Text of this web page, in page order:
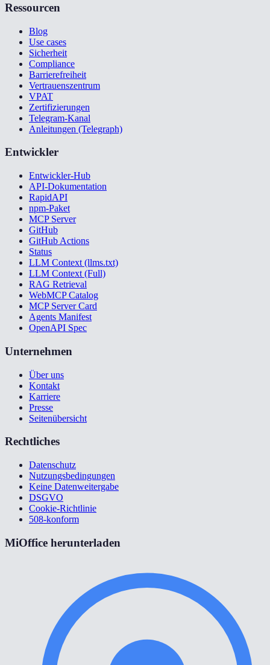
Ressourcen
Blog
Use cases
Sicherheit
Compliance
Barrierefreiheit
Vertrauenszentrum
VPAT
Zertifizierungen
Telegram-Kanal
Anleitungen (Telegraph)
Entwickler
Entwickler-Hub
API-Dokumentation
RapidAPI
npm-Paket
MCP Server
GitHub
GitHub Actions
Status
LLM Context (llms.txt)
LLM Context (Full)
RAG Retrieval
WebMCP Catalog
MCP Server Card
Agents Manifest
OpenAPI Spec
Unternehmen
Über uns
Kontakt
Karriere
Presse
Seitenübersicht
Rechtliches
Datenschutz
Nutzungsbedingungen
Keine Datenweitergabe
DSGVO
Cookie-Richtlinie
508-konform
MiOffice herunterladen